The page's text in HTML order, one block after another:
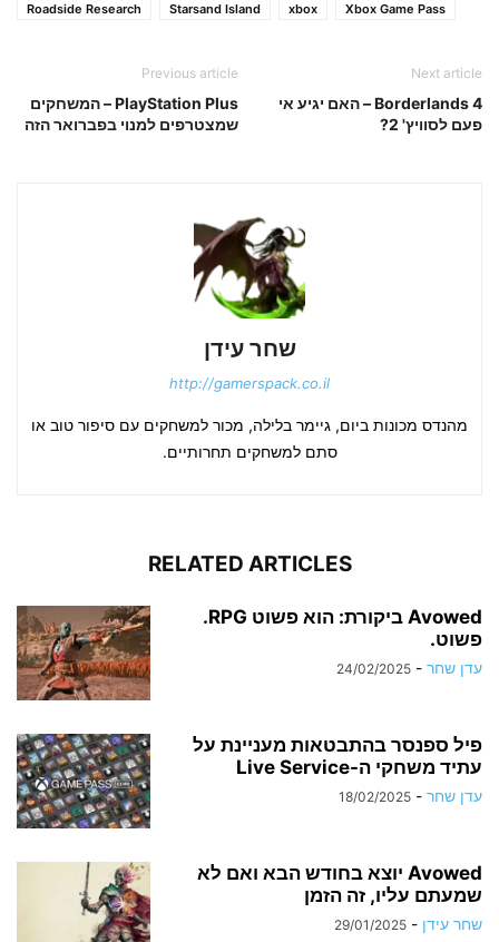
Roadside Research
Starsand Island xbox Xbox Game Pass
Previous article
PlayStation Plus – המשחקים
שמצטרפים למנוי בפברואר הזה
Next article
Borderlands 4 – האם יגיע אי
פעם לסוויץ' 2?
שחר עידן
http://gamerspack.co.il
מהנדס מכונות ביום, גיימר בלילה, מכור למשחקים עם סיפור טוב או
סתם למשחקים תחרותיים.
RELATED ARTICLES
Avowed ביקורת: הוא פשוט RPG.
פשוט.
עדן שחר -
24/02/2025
פיל ספנסר בהתבטאות מעניינת על
עתיד משחקי ה-Live Service
עדן שחר -
18/02/2025
Avowed יוצא בחודש הבא ואם לא
שמעתם עליו, זה הזמן
שחר עידן -
29/01/2025